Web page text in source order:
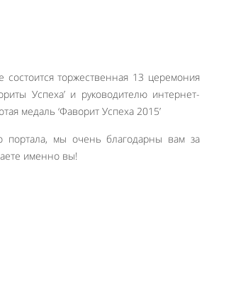
торжественная 13 церемония
Успеха’ и руководителю интернет-
медаль ‘Фаворит Успеха 2015’
мы очень благодарны вам за
именно вы!